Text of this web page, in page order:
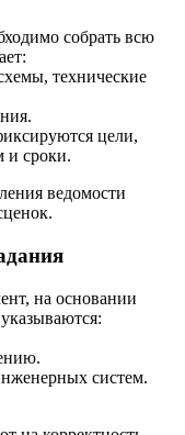
собрать всю
технические
цели,
и сроки.
ведомости
на основании
систем.